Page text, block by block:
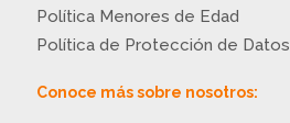
Política Menores de Edad
Política de Protección de Datos
Conoce más sobre nosotros: